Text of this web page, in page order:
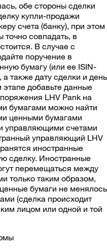
обе стороны сделки
купли-продажи
счета (банку), при этом
совпадать, в
В случае с
поручение в
бумагу (или ее ISIN-
а также дату сделки и день
добавьте данные
LHV Pank на
бумагами можно найти
ценными бумагами
управляющими счетами
управляющий LHV
иностранные
сделку. Иностранные
перемещаться между
только таким образом,
бумаги не менялось
(сделка происходит
лицом или одной и той